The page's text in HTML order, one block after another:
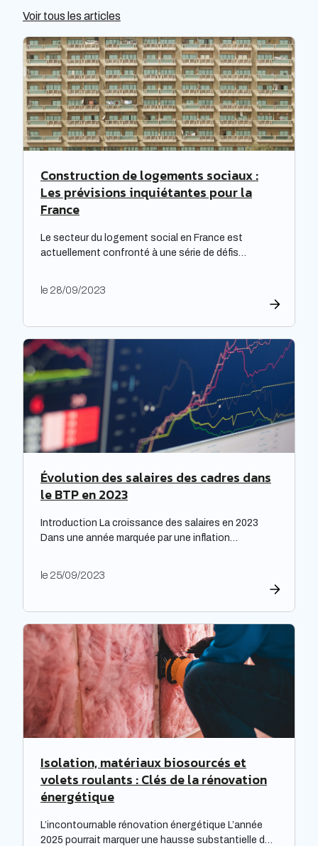
Voir tous les articles
Construction de logements sociaux :
Les prévisions inquiétantes pour la
France
Le secteur du logement social en France est
actuellement confronté à une série de défis
répondre à leurs obligations de rénovation, mais
étude prospective réalisée par la Banque des
territoires met en lumière les enjeux majeurs […]
le 28/09/2023
Évolution des salaires des cadres dans
le BTP en 2023
Introduction La croissance des salaires en 2023
Dans une année marquée par une inflation
une inflation hors-norme, les entreprises ont mis la
Expectra dans son 21ème baromètre, évoquant une
progression […]
le 25/09/2023
Isolation, matériaux biosourcés et
volets roulants : Clés de la rénovation
énergétique
L’incontournable rénovation énergétique L’année
2025 pourrait marquer une hausse substantielle des